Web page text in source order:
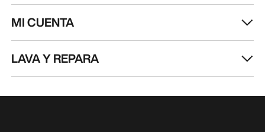
MI CUENTA
LAVA Y REPARA